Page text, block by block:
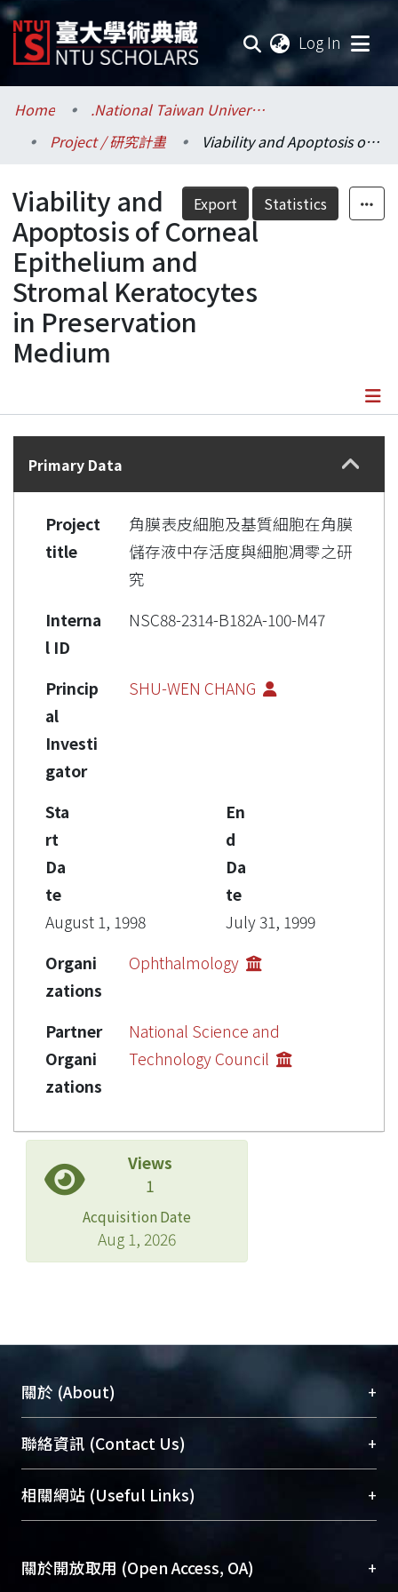
Log In
Communities & Collections
Research Outputs
Fundings & Projects
Researchers
Organizations
Statistics
Home
.National Taiwan University / 國立臺灣大學
Project / 研究計畫
Viability and Apoptosis of Corneal Epithelium and Stromal Keratocytes in Preservation Medium
Export Statistics
Viability and
Apoptosis of Corneal
Epithelium and
Stromal Keratocytes
in Preservation
Medium
Details
Primary Data
Project
title
角膜表皮細胞及基質細胞在角膜
儲存液中存活度與細胞凋零之研
究
Interna
l ID
NSC88-2314-B182A-100-M47
Princip
al
Investi
gator
SHU-WEN CHANG
Sta
rt
Da
te
August 1, 1998
En
d
Da
te
July 31, 1999
Organi
zations
Ophthalmology
Partner
Organi
zations
National Science and
Technology Council
Views
1
Acquisition Date
Aug 1, 2026
關於 (About) +
臺大位居世界頂尖大學之列，為永久珍藏及向國際
展現本校豐碩的研究成果及學術能量，圖書館整合
機構典藏（NTUR）與學術庫（AH）不同功能平
台，成為臺大學術典藏NTU scholars。期能整合研
成果。
聯絡資訊 (Contact Us) +
總館學科館員(Main Library)
醫學圖書館學科館員(Medical Library)
Sciences Library)
相關網站 (Useful Links) +
關於開放取用 (Open Access, OA) +